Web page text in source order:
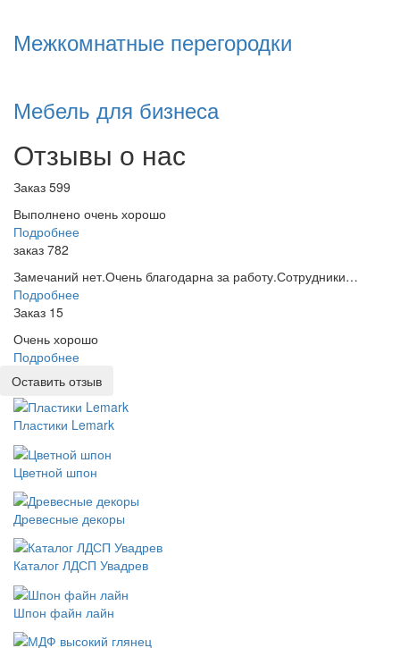
Межкомнатные перегородки
Мебель для бизнеса
Отзывы о нас
Заказ 599
Выполнено очень хорошо
Подробнее
заказ 782
Замечаний нет.Очень благодарна за работу.Сотрудники…
Подробнее
Заказ 15
Очень хорошо
Подробнее
Оставить отзыв
Пластики Lemark
Цветной шпон
Древесные декоры
Каталог ЛДСП Увадрев
Шпон файн лайн